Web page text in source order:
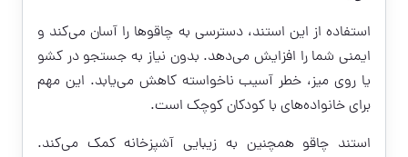
استفاده از این استند، دسترسی به چاقوها را آسان می‌کند و
ایمنی شما را افزایش می‌دهد. بدون نیاز به جستجو در کشو
یا روی میز، خطر آسیب ناخواسته کاهش می‌یابد. این مهم
برای خانواده‌های با کودکان کوچک است.
استند چاقو همچنین به زیبایی آشپزخانه کمک می‌کند.